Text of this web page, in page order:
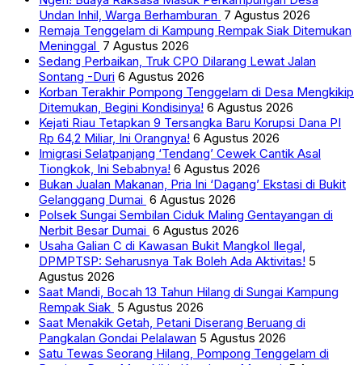
Undan Inhil, Warga Berhamburan 7 Agustus 2026
Remaja Tenggelam di Kampung Rempak Siak Ditemukan
Meninggal 7 Agustus 2026
Sedang Perbaikan, Truk CPO Dilarang Lewat Jalan
Sontang -Duri 6 Agustus 2026
Korban Terakhir Pompong Tenggelam di Desa Mengkikip
Ditemukan, Begini Kondisinya! 6 Agustus 2026
Kejati Riau Tetapkan 9 Tersangka Baru Korupsi Dana PI
Rp 64,2 Miliar, Ini Orangnya! 6 Agustus 2026
Imigrasi Selatpanjang ‘Tendang’ Cewek Cantik Asal
Tiongkok, Ini Sebabnya! 6 Agustus 2026
Bukan Jualan Makanan, Pria Ini ‘Dagang’ Ekstasi di Bukit
Gelanggang Dumai 6 Agustus 2026
Polsek Sungai Sembilan Ciduk Maling Gentayangan di
Nerbit Besar Dumai 6 Agustus 2026
Usaha Galian C di Kawasan Bukit Mangkol Ilegal,
DPMPTSP: Seharusnya Tak Boleh Ada Aktivitas! 5
Agustus 2026
Saat Mandi, Bocah 13 Tahun Hilang di Sungai Kampung
Rempak Siak 5 Agustus 2026
Saat Menakik Getah, Petani Diserang Beruang di
Pangkalan Gondai Pelalawan 5 Agustus 2026
Satu Tewas Seorang Hilang, Pompong Tenggelam di